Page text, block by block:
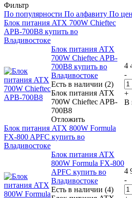
Фильтр
По популярности По алфавиту По
Блок питания ATX 700W Chieftec
APB-700B8 купить во
Владивостоке
Блок питания ATX
700W Chieftec APB-
700B8 купить во
Владивостоке
Есть в наличии (2)
Блок питания ATX
700W Chieftec APB-
700B8
Отложить
4
-
+
В
Блок питания ATX 800W Formula
FX-800 APFC купить во
Владивостоке
Блок питания ATX
800W Formula FX-800
APFC купить во
Владивостоке
Есть в наличии (4)
4
-